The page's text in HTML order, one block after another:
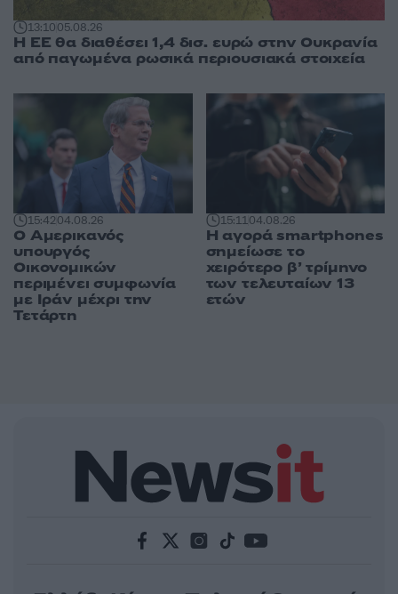
13:1005.08.26
Η ΕΕ θα διαθέσει 1,4 δισ. ευρώ στην Ουκρανία
από παγωμένα ρωσικά περιουσιακά στοιχεία
15:4204.08.26
Ο Αμερικανός
υπουργός
Οικονομικών
περιμένει συμφωνία
με Ιράν μέχρι την
Τετάρτη
15:1104.08.26
Η αγορά smartphones
σημείωσε το
χειρότερο β’ τρίμηνο
των τελευταίων 13
ετών